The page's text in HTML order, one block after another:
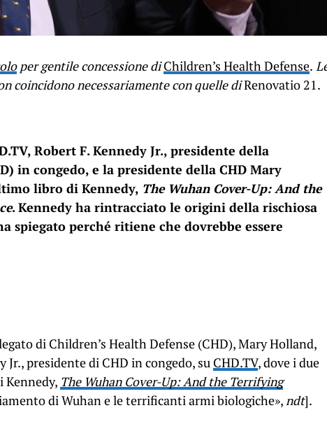
per gentile concessione di Children’s Health Defense.
coincidono necessariamente con quelle diRenovatio 21.
Robert F. Kennedy Jr., presidente della
in congedo, e la presidente della CHD Mary
libro di Kennedy, The Wuhan Cover-Up: And the
. Kennedy ha rintracciato le origini della rischiosa
spiegato perché ritiene che dovrebbe essere
di Children’s Health Defense (CHD), Mary Holland,
Jr., presidente di CHD in congedo, su CHD.TV, dove i due
Kennedy, The Wuhan Cover-Up: And the Terrifying
di Wuhan e le terrificanti armi biologiche»,ndt].